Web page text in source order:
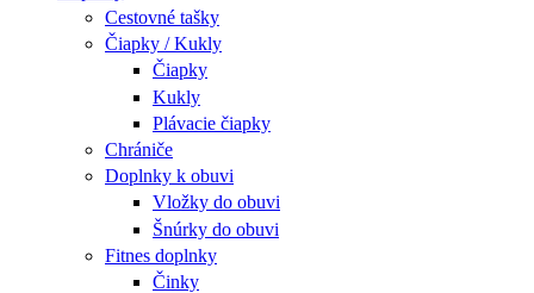
Cestovné tašky
Čiapky / Kukly
Čiapky
Kukly
Plávacie čiapky
Chrániče
Doplnky k obuvi
Vložky do obuvi
Šnúrky do obuvi
Fitnes doplnky
Činky